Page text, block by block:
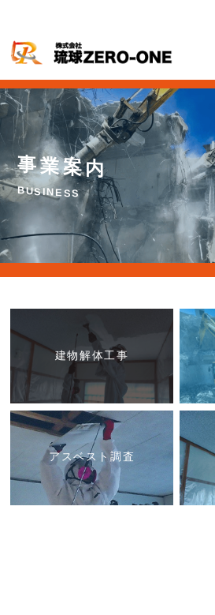
事業案内
BUSINESS
建物解体工事
アスベスト調査